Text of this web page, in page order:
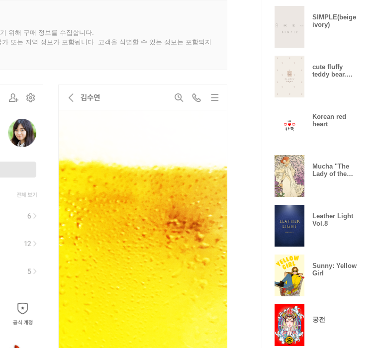
위해 구매 정보를 수집합니다.
또는 지역 정보가 포함됩니다. 고객을 식별할 수 있는 정보는 포함되지
SIMPLE(beige
ivory)
cute fluffy
teddy bear.
Korean red
heart
Mucha "The
Lady of the
Leather Light
Vol.8
Sunny: Yellow
Girl
궁전